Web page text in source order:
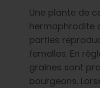
Une plante de
hermaphrodite
parties
femelles. En
graines sont
bourgeons.